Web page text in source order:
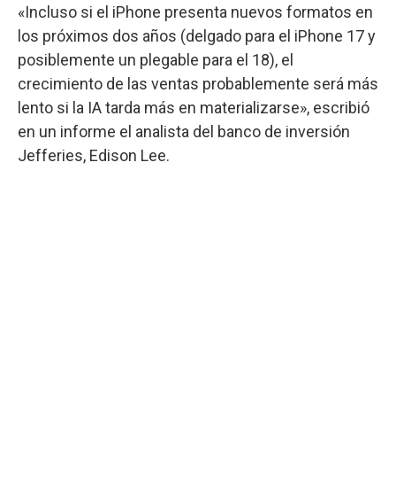
«Incluso si el iPhone presenta nuevos formatos en
los próximos dos años (delgado para el iPhone 17 y
posiblemente un plegable para el 18), el
crecimiento de las ventas probablemente será más
lento si la IA tarda más en materializarse», escribió
en un informe el analista del banco de inversión
Jefferies, Edison Lee.